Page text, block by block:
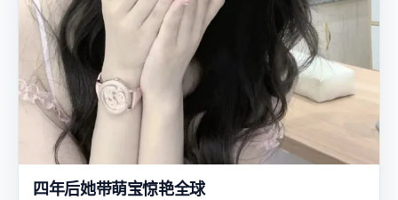
四年后她带萌宝惊艳全球